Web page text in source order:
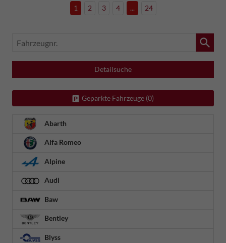
1 2 3 4 ... 24
Fahrzeugnr.
Detailsuche
Geparkte Fahrzeuge (0)
Abarth
Alfa Romeo
Alpine
Audi
Baw
Bentley
Blyss